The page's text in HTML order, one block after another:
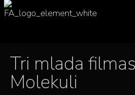
Tri mlada
Molekuli